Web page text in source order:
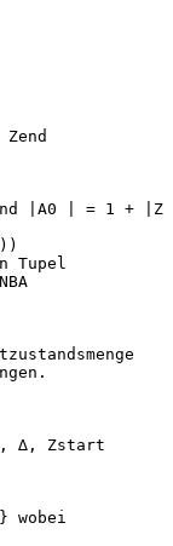
|A0 | = 1 + |Z
Tupel
∆, Zstart